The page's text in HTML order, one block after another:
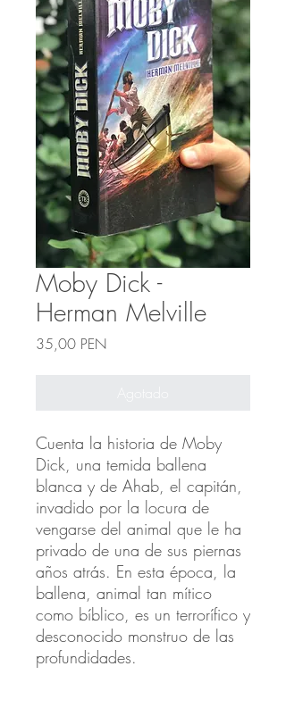
Moby Dick -
Herman Melville
35,00 PENPrecio
Cuenta la historia de Moby
Dick, una temida ballena
blanca y de Ahab, el capitán,
invadido por la locura de
vengarse del animal que le ha
privado de una de sus piernas
años atrás. En esta época, la
ballena, animal tan mítico
como bíblico, es un terrorífico y
desconocido monstruo de las
profundidades.